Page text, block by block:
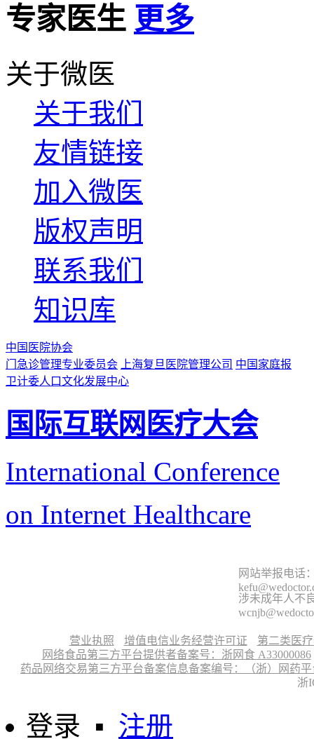
专家医生 更多
关于微医
关于我们
友情链接
加入微医
版权声明
联系我们
知识库
中国医院协会
门急诊管理专业委员会
上海复旦医院管理公司 中国家庭报
卫计委人口文化发展中心
国际互联网医疗大会
International Conference
on Internet Healthcare
网站举报电话
涉未成年人不
营业执照 增值电信业务经营许可证
第二类医
网络食品第三方平台提供者备案号：浙网食 A33000086
药品网络交易第三方平台备案信息备案编号：（浙）网药平
浙
登录 ▪ 注册